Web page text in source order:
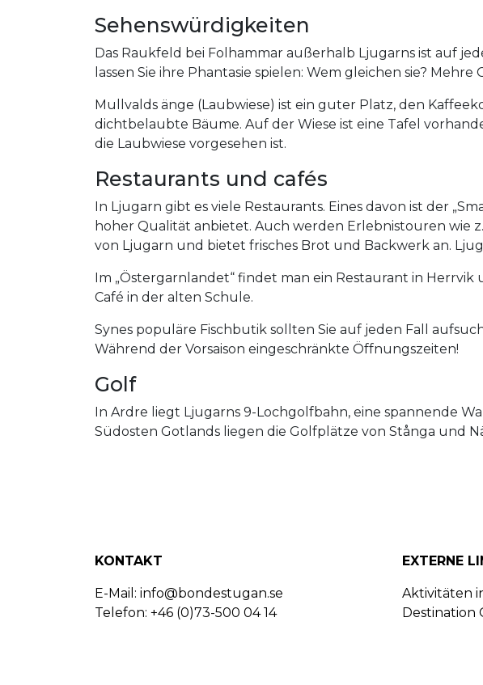
Sehenswürdigkeiten
Das Raukfeld bei Folhammar außerhalb Ljugarns ist auf
lassen Sie ihre Phantasie spielen: Wem gleichen sie?
Mullvalds änge (Laubwiese) ist ein guter Platz, den
dichtbelaubte Bäume. Auf der Wiese ist eine Tafel
die Laubwiese vorgesehen ist.
Restaurants und cafés
In Ljugarn gibt es viele Restaurants. Eines davon ist der
hoher Qualität anbietet. Auch werden Erlebnistouren wie
von Ljugarn und bietet frisches Brot und Backwerk an.
Im „Östergarnlandet“ findet man ein Restaurant in
Café in der alten Schule.
Synes populäre Fischbutik sollten Sie auf jeden Fall
Während der Vorsaison eingeschränkte Öffnungszeiten!
Golf
In Ardre liegt Ljugarns 9-Lochgolfbahn, eine spannende
Südosten Gotlands liegen die Golfplätze von Stånga und
KONTAKT
E-Mail: info@bondestugan.se
Telefon: +46 (0)73-500 04 14
EXTERNE
Aktivitäten
Destination